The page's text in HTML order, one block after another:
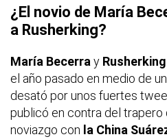
¿El novio de María
a Rusherking?
María Becerra y Rusherking
el año pasado en medio de
desató por unos fuertes
publicó en contra del trapero
noviazgo con la China